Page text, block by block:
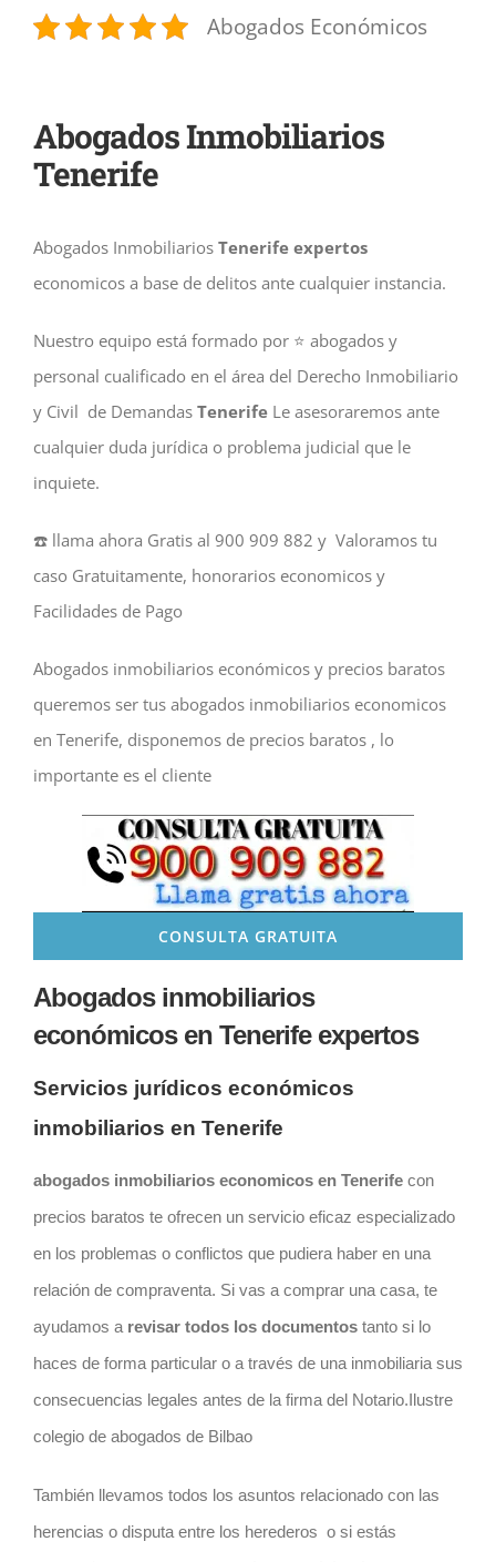
Abogados Económicos
Abogados Inmobiliarios
Tenerife
Abogados InmobiliariosTenerifeexpertos
economicos a base de delitos ante cualquier instancia.
Nuestro equipo está formado por ⭐️ abogados y
personal cualificado en el área del Derecho Inmobiliario
y Civil de Demandas TenerifeLe asesoraremos ante
cualquier duda jurídica o problema judicial que le
inquiete.
☎️ llama ahora Gratis al 900 909 882 y Valoramos tu
caso Gratuitamente, honorarios economicos y
Facilidades de Pago
Abogados inmobiliarios económicos y precios baratos
queremos ser tus abogados inmobiliarios economicos
en Tenerife, disponemos de precios baratos , lo
importante es el cliente
CONSULTA GRATUITA
Abogados inmobiliarios
económicosen Tenerife expertos
Servicios jurídicos económicos
inmobiliarios en Tenerife
abogados inmobiliarios economicos en Tenerifecon
precios baratos te ofrecen un servicio eficaz especializado
en los problemas o conflictos que pudiera haber en una
relación de compraventa. Si vas a comprar una casa, te
ayudamos a revisar todos los documentos tanto si lo
haces de forma particular o a través de una inmobiliaria sus
consecuencias legales antes de la firma del Notario.Ilustre
colegio de abogados de Bilbao
También llevamos todos los asuntos relacionado con las
herencias o disputa entre los herederos o si estás